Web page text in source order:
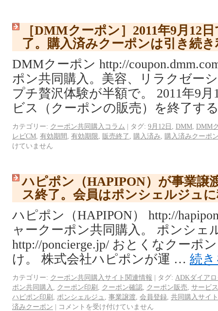
［DMMクーポン］2011年9月12
了。購入済みクーポンは引き続
DMMクーポン http://
ポン共同購入。美容、リラクゼー
プチ贅沢体験が半額で。 2011年9
ビス（クーポンの販売）を終了す
カテゴリー: クーポン共同購入コラム | タグ: 9月12日 DMM DMM
レビCM 有効期間 有効期限 販売終了 購入済み
購入済みクーポ
けていません
ハピポン（HAPIPON）が事業譲
ス終了。会員はポンシェルジュ
ハピポン（HAPIPON） http://
ャークーポン共同購入。 ポンシェ
http://poncierge.jp/ おとくなクーポ
け。 株式会社ハピポンが運 … 続
カテゴリー: クーポン共同購入サイト関連情報 | タグ: ADKダイア
ポン共同購入
クーポン印刷 クーポン確認 クーポン販売 サービ
ハピポン印刷
ポンシェルジュ 事業譲渡 会員登録 共同購入サイト
済みクーポン | コメントを受け付けていません